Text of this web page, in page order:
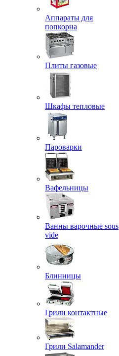
Аппараты для
попкорна
Плиты газовые
Шкафы тепловые
Пароварки
Вафельницы
Ванны варочные sous
vide
Блинницы
Грили контактные
Грили Salamander